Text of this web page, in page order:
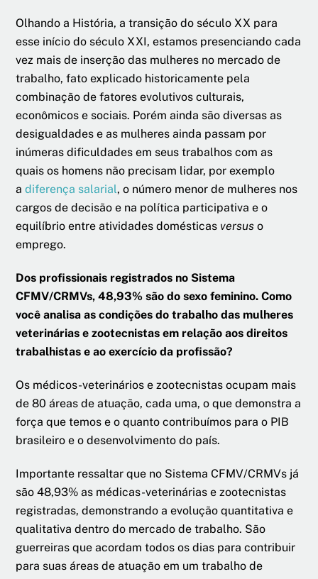
Olhando a História, a transição do século XX para
esse início do século XXI, estamos presenciando cada
vez mais de inserção das mulheres no mercado de
trabalho, fato explicado historicamente pela
combinação de fatores evolutivos culturais,
econômicos e sociais. Porém ainda são diversas as
desigualdades e as mulheres ainda passam por
inúmeras dificuldades em seus trabalhos com as
quais os homens não precisam lidar, por exemplo
adiferença salarial, o número menor de mulheres nos
cargos de decisão e na política participativa e o
equilíbrio entre atividades domésticas versus o
emprego.
Dos profissionais registrados no Sistema
CFMV/CRMVs, 48,93% são do sexo feminino. Como
você analisa as condições do trabalho das mulheres
veterinárias e zootecnistas em relação aos direitos
trabalhistas e ao exercício da profissão?
Os médicos-veterinários e zootecnistas ocupam mais
de 80 áreas de atuação, cada uma, o que demonstra a
força que temos e o quanto contribuímos para o PIB
brasileiro e o desenvolvimento do país.
Importante ressaltar que no Sistema CFMV/CRMVs já
são 48,93% as médicas-veterinárias e zootecnistas
registradas, demonstrando a evolução quantitativa e
qualitativa dentro do mercado de trabalho. São
guerreiras que acordam todos os dias para contribuir
para suas áreas de atuação em um trabalho de